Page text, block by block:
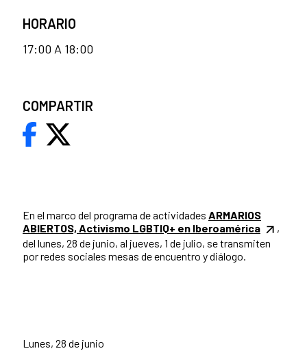
En el marco del programa de actividades ARMARIOS
ABIERTOS, Activismo LGBTIQ+ en Iberoamérica
,
del lunes, 28 de junio, al jueves, 1 de julio, se transmiten
por redes sociales mesas de encuentro y diálogo.
Lunes, 28 de junio
HORARIO
17:00 A 18:00
COMPARTIR